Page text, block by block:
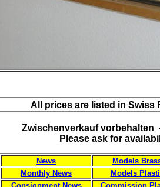
All prices are listed in Swiss
Zwischenverkauf vorbehalten
Please ask for
News Models
Monthly News Models